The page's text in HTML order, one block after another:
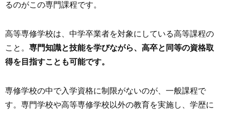
るのがこの専門課程です。
高等専修学校は、中学卒業者を対象にしている高等課程の
こと。 専門知識と技能を学びながら、高卒と同等の資格取
得を目指すことも可能です。
専修学校の中で入学資格に制限がないのが、一般課程で
す。専門学校や高等専修学校以外の教育を実施し、学歴に